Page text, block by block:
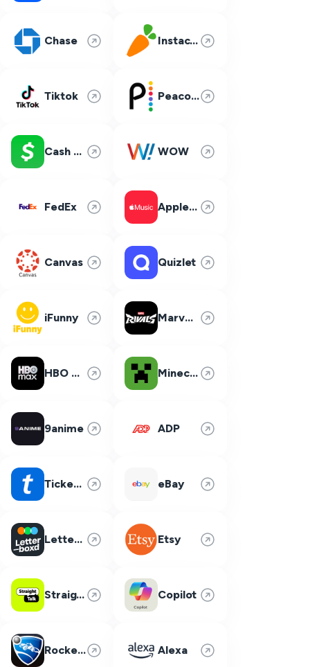
Chase Instacart
Tiktok Peacock
Cash App WOW
FedEx Apple Music
Canvas Quizlet
iFunny Marvel Rivals
HBO Max Minecraft
9anime ADP
Ticketmaster eBay
Letterboxd Etsy
Straight Talk Copilot
Rocket League Alexa